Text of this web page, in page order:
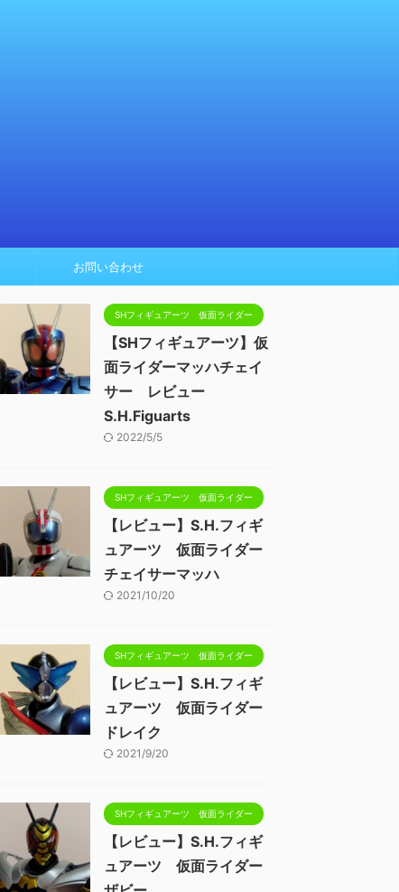
お問い合わせ
SHフィギュアーツ 仮面ライダー
【SHフィギュアーツ】仮
面ライダーマッハチェイ
サー レビュー
S.H.Figuarts
2022/5/5
SHフィギュアーツ 仮面ライダー
【レビュー】S.H.フィギ
ュアーツ 仮面ライダー
チェイサーマッハ
2021/10/20
SHフィギュアーツ 仮面ライダー
【レビュー】S.H.フィギ
ュアーツ 仮面ライダー
ドレイク
2021/9/20
SHフィギュアーツ 仮面ライダー
【レビュー】S.H.フィギ
ュアーツ 仮面ライダー